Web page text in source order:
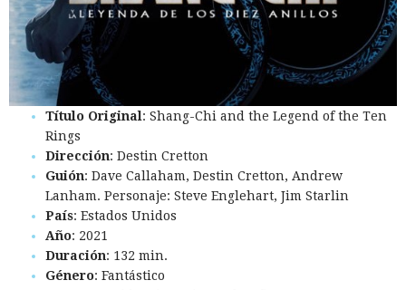
Título Original: Shang-Chi and the Legend of the Ten
Rings
Dirección: Destin Cretton
Guión: Dave Callaham, Destin Cretton, Andrew
Lanham. Personaje: Steve Englehart, Jim Starlin
País: Estados Unidos
Año: 2021
Duración: 132 min.
Género: Fantástico